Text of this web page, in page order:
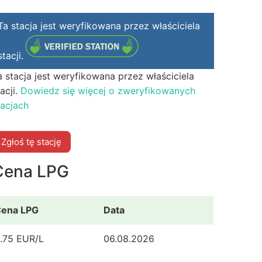
stacja jest weryfikowana przez właściciela
stacja jest weryfikowana przez właściciela
Dowiedz się więcej o zweryfikowanych
Zgłoś tę stację
LPG
LPG Data
EUR/L 06.08.2026